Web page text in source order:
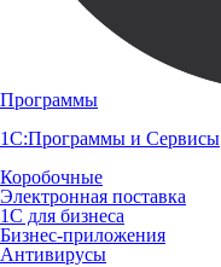
Программы
1С:Программы и Сервисы
Коробочные
Электронная поставка
1С для бизнеса
Бизнес-приложения
Антивирусы